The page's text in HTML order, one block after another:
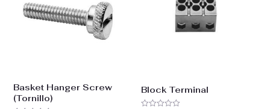
Basket Hanger Screw
(Tornillo)
Block Terminal